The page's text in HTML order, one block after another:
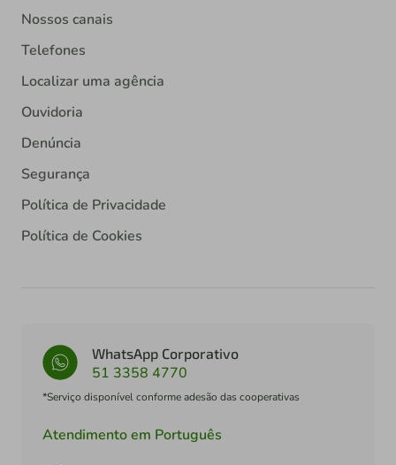
Nossos canais
Telefones
Localizar uma agência
Ouvidoria
Denúncia
Segurança
Política de Privacidade
Política de Cookies
WhatsApp Corporativo
51 3358 4770
*Serviço disponível conforme adesão das cooperativas
Atendimento em Português